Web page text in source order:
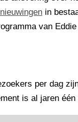
in
van
per dag
is al jaren